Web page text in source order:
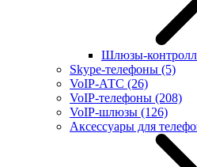
Шлюзы-
Skype-телефоны (5)
VoIP-АТС (26)
VoIP-телефоны (208)
VoIP-шлюзы (126)
Аксессуары для